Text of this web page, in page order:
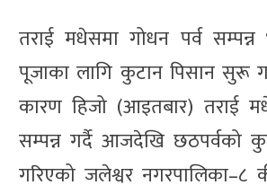
तराई मधेसमा गोधन पर्व
पूजाका लागि कुटान पिसान सुरू
कारण हिजो (आइतबार) तराई
सम्पन्न गर्दै आजदेखि छठपर्वको
गरिएको जलेश्वर नगरपालिका–८